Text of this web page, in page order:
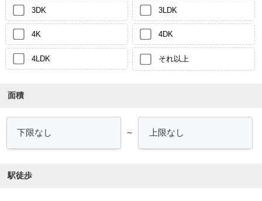
3DK 3LDK
4K 4DK
4LDK それ以上
面積
～
駅徒歩